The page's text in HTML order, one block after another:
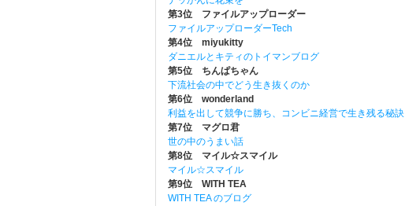
第3位 ファイルアップローダー
ファイルアップローダーTech
第4位 miyukitty
ダニエルとキティのトイマンブログ
第5位 ちんぱちゃん
下流社会の中でどう生き抜くのか
第6位 wonderland
利益を出して競争に勝ち、コンビニ経営で生き残る秘訣
第7位 マグロ君
世の中のうまい話
第8位 マイル☆スマイル
マイル☆スマイル
第9位 WITH TEA
WITH TEA のブログ